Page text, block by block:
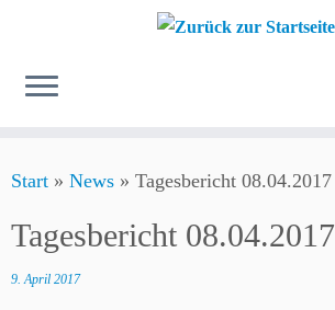
Inhalt
Start » News » Tagesbericht 08.04.2017
Tagesbericht 08.04.2017
9. April 2017